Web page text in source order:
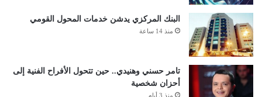
البنك المركزي يدشن خدمات المحول القومي
منذ 14 ساعة
تامر حسني وهنيدي.. حين تتحول الأفراح الفنية إلى
أحزان شخصية
منذ 3 أيام